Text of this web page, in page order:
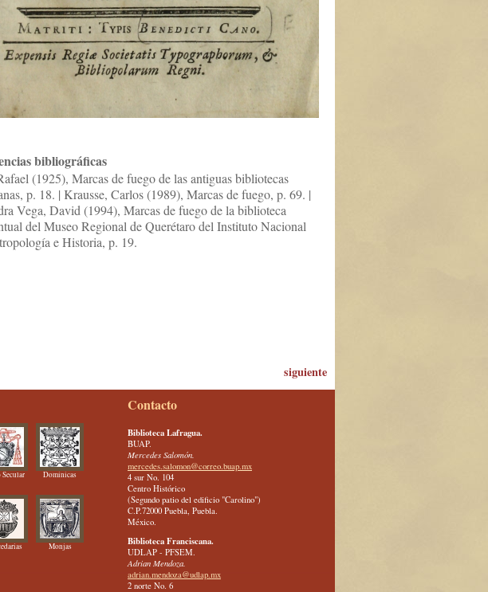
bibliográficas
(1925), Marcas de fuego de las antiguas bibliotecas
p. 18. | Krausse, Carlos (1989), Marcas de fuego, p. 69. |
Vega, David (1994), Marcas de fuego de la biblioteca
del Museo Regional de Querétaro del Instituto Nacional
e Historia, p. 19.
siguiente
Dominicas
Monjas
Contacto
Biblioteca Lafragua.
BUAP.
Mercedes Salomón.
mercedes.salomon@correo.buap.mx
4 sur No. 104
Centro Histórico
(Segundo patio del edificio "Carolino")
C.P.72000 Puebla, Puebla.
México.
Biblioteca Franciscana.
UDLAP - PFSEM.
Adrian Mendoza.
adrian.mendoza@udlap.mx
2 norte No. 6